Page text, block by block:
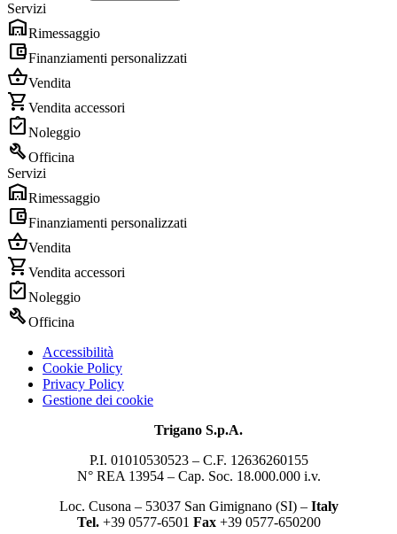
Servizi
warehouseRimessaggio
account_balance_walletFinanziamenti personalizzati
shopping_basketVendita
shopping_cartVendita accessori
assignment_turned_inNoleggio
buildOfficina
Servizi
warehouseRimessaggio
account_balance_walletFinanziamenti personalizzati
shopping_basketVendita
shopping_cartVendita accessori
assignment_turned_inNoleggio
buildOfficina
Accessibilità
Cookie Policy
Privacy Policy
Gestione dei cookie
Trigano S.p.A.
P.I. 01010530523 – C.F. 12636260155
N° REA 13954 – Cap. Soc. 18.000.000 i.v.
Loc. Cusona – 53037 San Gimignano (SI) – Italy
Tel.+39 0577-6501 Fax+39 0577-650200